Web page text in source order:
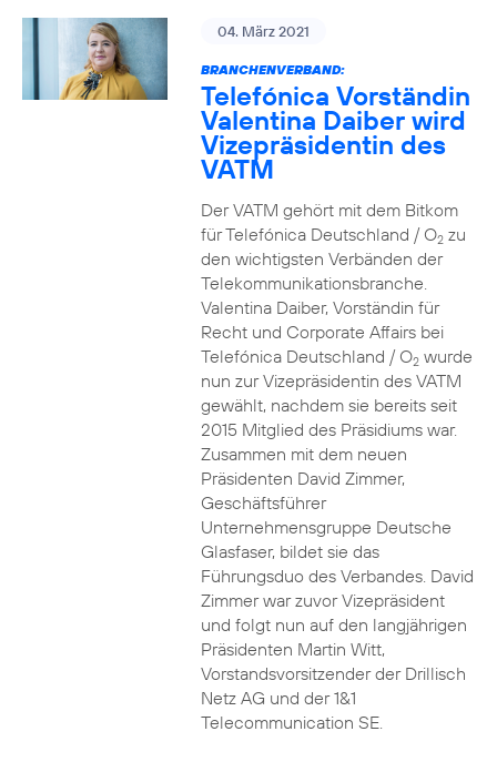
04. März 2021
BRANCHENVERBAND:
Telefónica Vorständin
Valentina Daiber wird
Vizepräsidentin des
VATM
Der VATM gehört mit dem Bitkom
für Telefónica Deutschland / O2zu
den wichtigsten Verbänden der
Telekommunikationsbranche.
Valentina Daiber, Vorständin für
Recht und Corporate Affairs bei
Telefónica Deutschland / O2wurde
nun zur Vizepräsidentin des VATM
gewählt, nachdem sie bereits seit
2015 Mitglied des Präsidiums war.
Zusammen mit dem neuen
Präsidenten David Zimmer,
Geschäftsführer
Unternehmensgruppe Deutsche
Glasfaser, bildet sie das
Führungsduo des Verbandes. David
Zimmer war zuvor Vizepräsident
und folgt nun auf den langjährigen
Präsidenten Martin Witt,
Vorstandsvorsitzender der Drillisch
Netz AG und der 1&1
Telecommunication SE.